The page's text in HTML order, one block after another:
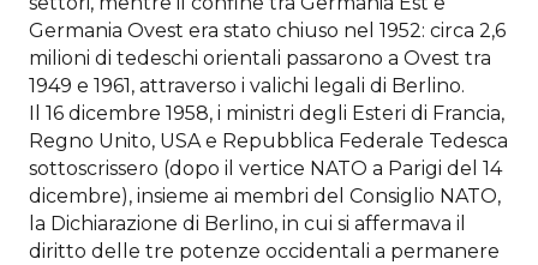
Germania Ovest era stato chiuso nel 1952: circa 2,6
milioni di tedeschi orientali passarono a Ovest tra
1949 e 1961, attraverso i valichi legali di Berlino.
Il 16 dicembre 1958, i ministri degli Esteri di Francia,
Regno Unito, USA e Repubblica Federale Tedesca
sottoscrissero (dopo il vertice NATO a Parigi del 14
dicembre), insieme ai membri del Consiglio NATO,
la Dichiarazione di Berlino, in cui si affermava il
diritto delle tre potenze occidentali a permanere